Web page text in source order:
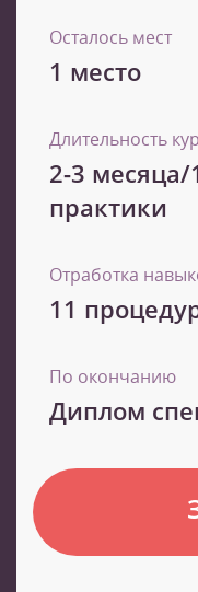
Осталось мест
1 место
Длительность
2-3 месяца/
практики
Отработка
11
По окончанию
Диплом